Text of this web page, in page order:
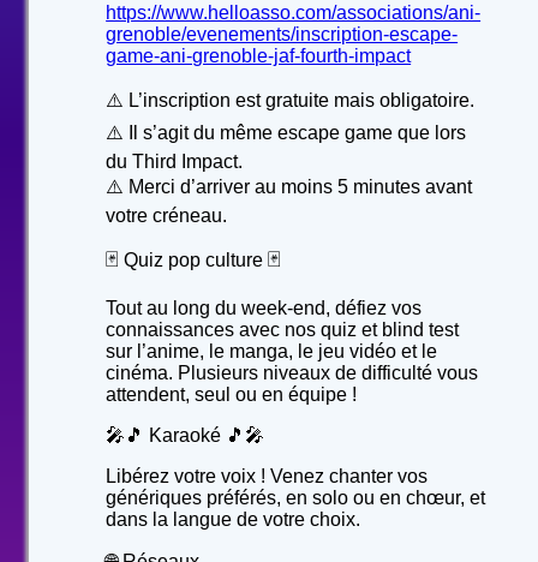
https://www.helloasso.com/associations/ani-
grenoble/evenements/inscription-escape-
game-ani-grenoble-jaf-fourth-impact
⚠️ L’inscription est gratuite mais obligatoire.
⚠️ Il s’agit du même escape game que lors
du Third Impact.
⚠️ Merci d’arriver au moins 5 minutes avant
votre créneau.
🃏 Quiz pop culture 🃏
Tout au long du week-end, défiez vos
connaissances avec nos quiz et blind test
sur l’anime, le manga, le jeu vidéo et le
cinéma. Plusieurs niveaux de difficulté vous
attendent, seul ou en équipe !
🎤🎵 Karaoké 🎵🎤
Libérez votre voix ! Venez chanter vos
génériques préférés, en solo ou en chœur, et
dans la langue de votre choix.